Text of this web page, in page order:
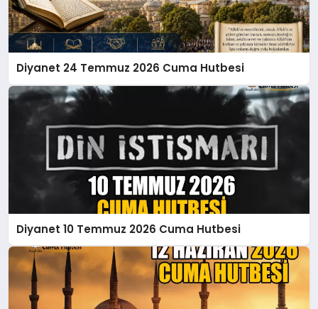
Diyanet 24 Temmuz 2026 Cuma Hutbesi
Diyanet 10 Temmuz 2026 Cuma Hutbesi